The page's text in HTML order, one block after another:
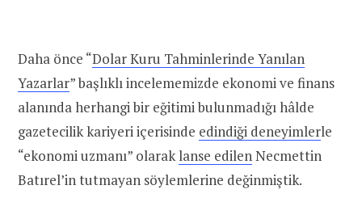
Daha önce “Dolar Kuru Tahminlerinde Yanılan
Yazarlar” başlıklı incelememizde ekonomi ve finans
alanında herhangi bir eğitimi bulunmadığı hâlde
gazetecilik kariyeri içerisinde edindiği deneyimlerle
“ekonomi uzmanı” olarak lanse edilen Necmettin
Batırel’in tutmayan söylemlerine değinmiştik.